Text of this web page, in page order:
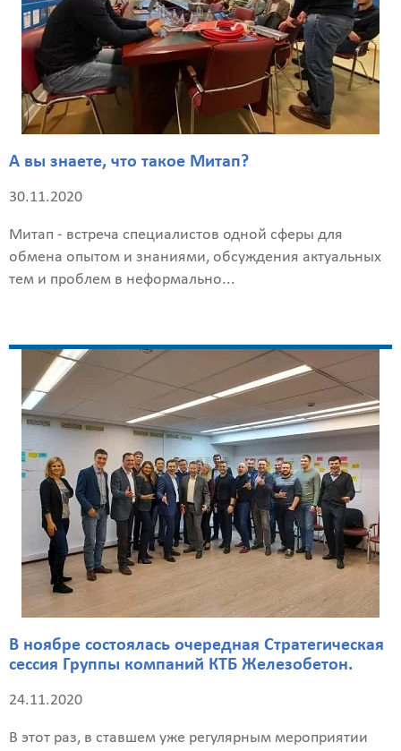
А вы знаете, что такое Митап?
30.11.2020
Митап - встреча специалистов одной сферы для
обмена опытом и знаниями, обсуждения актуальных
тем и проблем в неформально...
В ноябре состоялась очередная Стратегическая
сессия Группы компаний КТБ Железобетон.
24.11.2020
В этот раз, в ставшем уже регулярным мероприятии